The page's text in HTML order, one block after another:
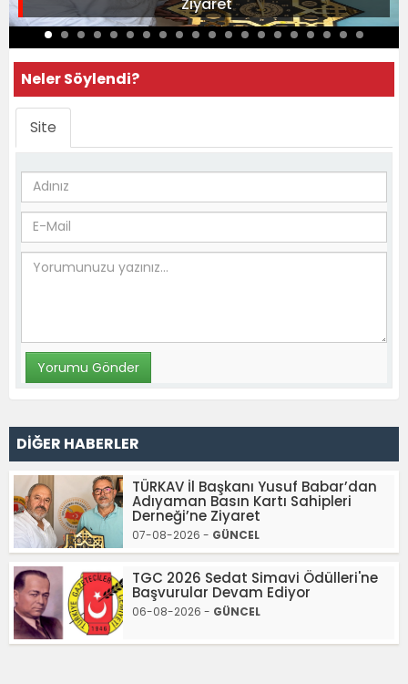
Neler Söylendi?
Site
DİĞER HABERLER
TÜRKAV İl Başkanı Yusuf Babar’dan
Adıyaman Basın Kartı Sahipleri
Derneği’ne Ziyaret
07-08-2026 - GÜNCEL
TGC 2026 Sedat Simavi Ödülleri'ne
Başvurular Devam Ediyor
06-08-2026 - GÜNCEL